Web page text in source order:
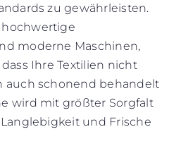
zu gewährleisten.
moderne Maschinen,
Ihre Textilien nicht
auch schonend behandelt
wird mit größter Sorgfalt
und Frische